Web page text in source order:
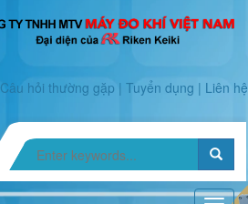
Câu hỏi thường gặp | Tuyển dụng | Liên hệ